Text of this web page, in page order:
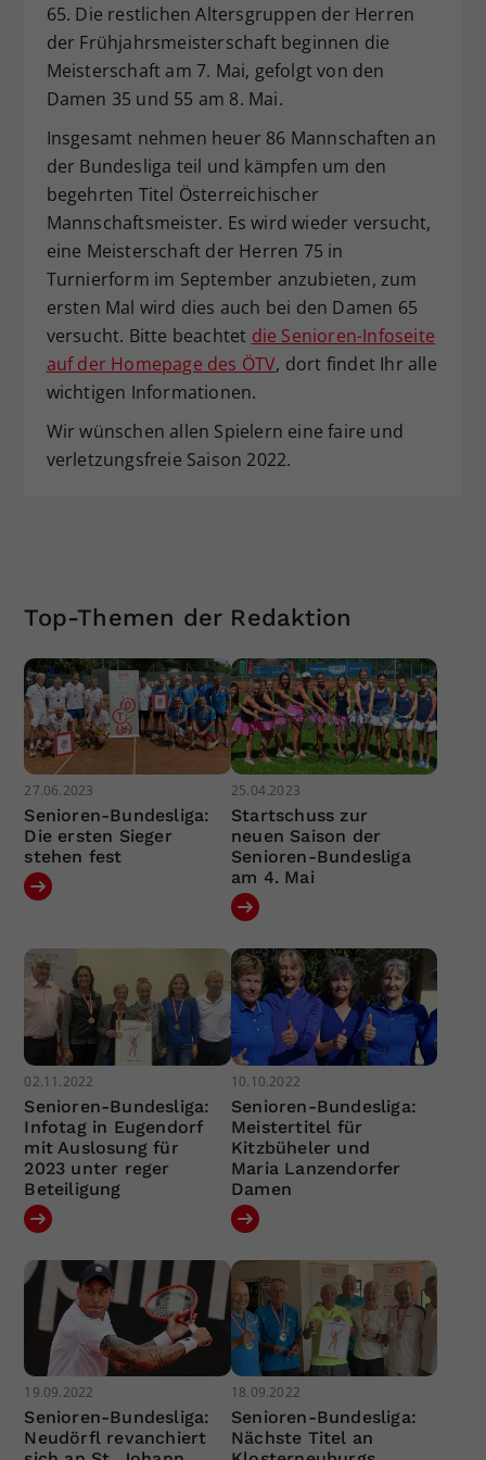
65. Die restlichen Altersgruppen der Herren
der Frühjahrsmeisterschaft beginnen die
Meisterschaft am 7. Mai, gefolgt von den
Damen 35 und 55 am 8. Mai.
Insgesamt nehmen heuer 86 Mannschaften an
der Bundesliga teil und kämpfen um den
begehrten Titel Österreichischer
Mannschaftsmeister. Es wird wieder versucht,
eine Meisterschaft der Herren 75 in
Turnierform im September anzubieten, zum
ersten Mal wird dies auch bei den Damen 65
versucht. Bitte beachtet die Senioren-Infoseite
auf der Homepage des ÖTV, dort findet Ihr alle
wichtigen Informationen.
Wir wünschen allen Spielern eine faire und
verletzungsfreie Saison 2022.
Top-Themen der Redaktion
27.06.2023
Senioren-Bundesliga:
Die ersten Sieger
stehen fest
25.04.2023
Startschuss zur
neuen Saison der
Senioren-Bundesliga
am 4. Mai
02.11.2022
Senioren-Bundesliga:
Infotag in Eugendorf
mit Auslosung für
2023 unter reger
Beteiligung
10.10.2022
Senioren-Bundesliga:
Meistertitel für
Kitzbüheler und
Maria Lanzendorfer
Damen
19.09.2022
Senioren-Bundesliga:
Neudörfl revanchiert
18.09.2022
Senioren-Bundesliga:
Nächste Titel an
Zweck
Dieser Wert speichert Ihre Consent-
Einstellungen. Unter anderem eine
zufällig generierte ID, für die
historische Speicherung Ihrer
Webseiten-Betreiber dies eingestellt
hat.